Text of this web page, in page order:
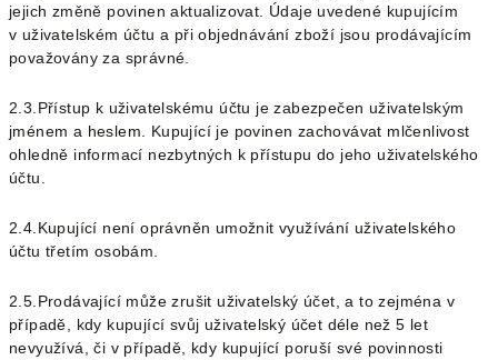
jejich změně povinen aktualizovat. Údaje uvedené kupujícím
v uživatelském účtu a při objednávání zboží jsou prodávajícím
považovány za správné.
2.3.Přístup k uživatelskému účtu je zabezpečen uživatelským
jménem a heslem. Kupující je povinen zachovávat mlčenlivost
ohledně informací nezbytných k přístupu do jeho uživatelského
účtu.
2.4.Kupující není oprávněn umožnit využívání uživatelského
účtu třetím osobám.
2.5.Prodávající může zrušit uživatelský účet, a to zejména v
případě, kdy kupující svůj uživatelský účet déle než 5 let
nevyužívá, či v případě, kdy kupující poruší své povinnosti